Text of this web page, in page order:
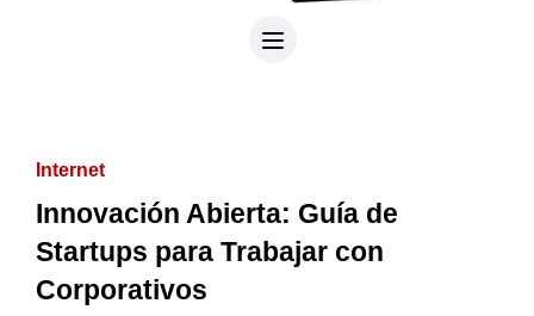
Internet
Innovación Abierta: Guía de
Startups para Trabajar con
Corporativos